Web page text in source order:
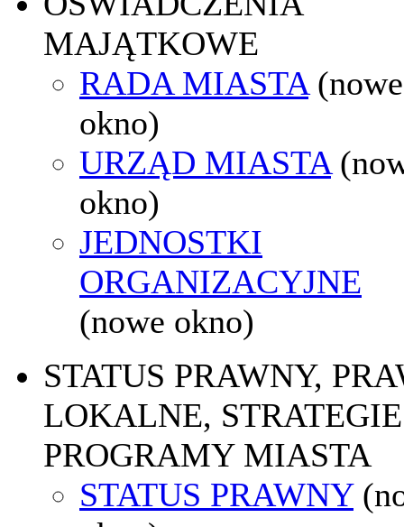
MAJĄTKOWE
RADA MIASTA (nowe
okno)
URZĄD MIASTA
okno)
JEDNOSTKI
ORGANIZACYJNE
(nowe okno)
STATUS PRAWNY,
LOKALNE,
PROGRAMY MIASTA
STATUS PRAWNY